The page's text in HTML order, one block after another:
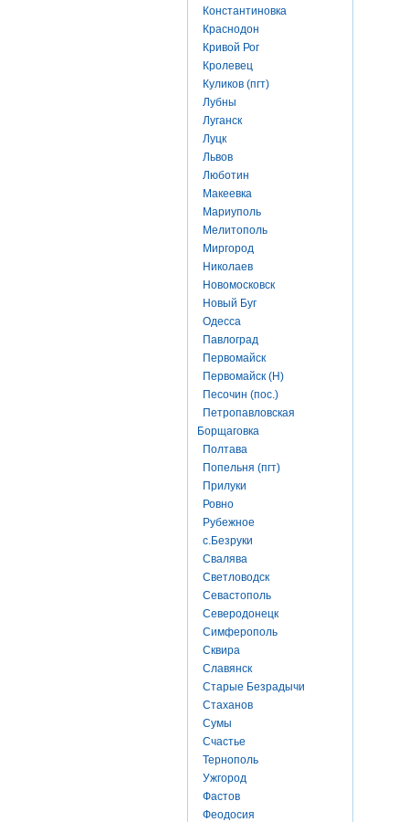
Константиновка
Краснодон
Кривой Рог
Кролевец
Куликов (пгт)
Лубны
Луганск
Луцк
Львов
Люботин
Макеевка
Мариуполь
Мелитополь
Миргород
Николаев
Новомосковск
Новый Буг
Одесса
Павлоград
Первомайск
Первомайск (Н)
Песочин (пос.)
Петропавловская
Борщаговка
Полтава
Попельня (пгт)
Прилуки
Ровно
Рубежное
с.Безруки
Свалява
Светловодск
Севастополь
Северодонецк
Симферополь
Сквира
Славянск
Старые Безрадычи
Стаханов
Сумы
Счастье
Тернополь
Ужгород
Фастов
Феодосия